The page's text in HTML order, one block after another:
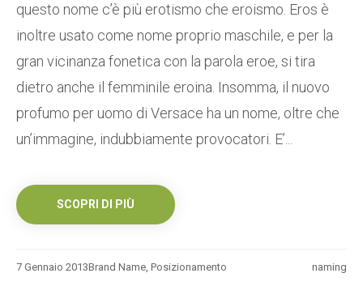
questo nome c’è più erotismo che eroismo. Eros è
inoltre usato come nome proprio maschile, e per la
gran vicinanza fonetica con la parola eroe, si tira
dietro anche il femminile eroina. Insomma, il nuovo
profumo per uomo di Versace ha un nome, oltre che
un’immagine, indubbiamente provocatori. E’...
SCOPRI DI PIÙ
7 Gennaio 2013 naming
Brand Name, Posizionamento